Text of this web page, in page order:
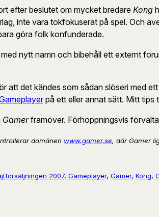
efter beslutet om mycket bredare Kong
inte vara tokfokuserat på spel. Och
göra folk konfunderade.
nytt namn och bibehåll ett externt
att det kändes som sådan slöseri med
på ett eller annat sätt. Mitt tips
Gamerframöver. Förhoppningsvis
domänen www.gamer.se, där Gamer
2007, Gameplayer, Gamer, Kong,